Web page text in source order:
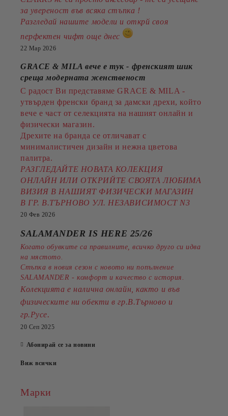
за увереност във всяка стъпка !
Разгледай нашите модели и открй своя
перфектен чифт още днес
22 Мар 2026
GRACE & MILA вече е тук - френският шик
среща модерната женственост
С радост Ви представяме GRACE & MILA -
утвърден френски бранд за дамски дрехи, който
вече е част от селекцията на нашият онлайн и
физически магазин.
Дрехите на бранда се отличават с
минималистичен дизайн и нежна цветова
палитра.
РАЗГЛЕДАЙТЕ НОВАТА КОЛЕКЦИЯ
ОНЛАЙН ИЛИ ОТКРИЙТЕ СВОЯТА ЛЮБИМА
ВИЗИЯ В НАШИЯТ ФИЗИЧЕСКИ МАГАЗИН
В ГР. В.ТЪРНОВО УЛ. НЕЗАВИСИМОСТ N3
20 Фев 2026
SALAMANDER IS HERE 25/26
Когато обувките са правилните, всичко друго си идва
на мястото.
Стъпка в новия сезон с новото ни попълнение
SALAMANDER - комфорт и качество с история.
Колекцията е налична онлайн, както и във
физическите ни обекти в гр.В.Търново и
гр.Русе.
20 Сеп 2025
Абонирай се за новини
Виж всички
Марки